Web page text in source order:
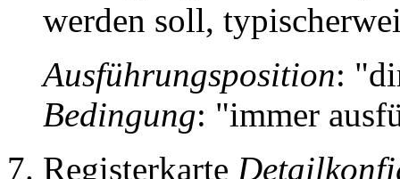
werden soll,
Ausführungsposition:
Bedingung: "immer
Registerkarte